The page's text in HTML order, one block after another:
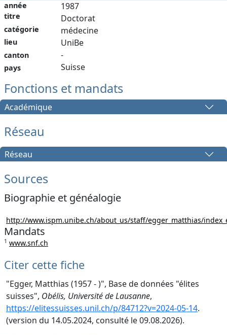
année
titre
catégorie
lieu
canton
pays
1987
Doctorat
médecine
UniBe
-
Suisse
Fonctions et mandats
Académique
Réseau
Réseau
Sources
Biographie et généalogie
http://www.ispm.unibe.ch/about_us/staff/egger_matthias/
Mandats
1 www.snf.ch
Citer cette fiche
"Egger, Matthias (1957 - )", Base de données "élites
suisses", Obélis, Université de Lausanne,
https://elitessuisses.unil.ch/p/84712?v=2024-05-14.
(version du 14.05.2024, consulté le 09.08.2026).